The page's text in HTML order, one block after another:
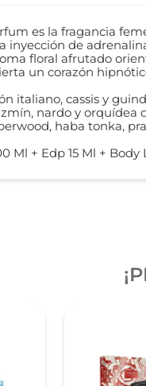
es la fragancia
inyección de
floral afrutado
un corazón
italiano, cassis y
nardo y orquídea
haba tonka,
Ml + Edp 15 Ml +